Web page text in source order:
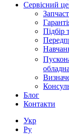
Сервісний
Підбір
Блог
Контакти
Укр
Ру